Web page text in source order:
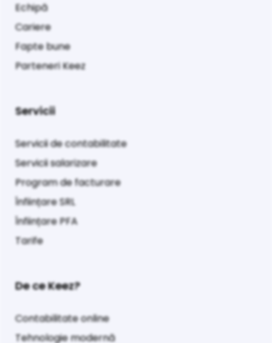
Echipă
Cariere
Fapte bune
Parteneri Keez
Servicii
Servicii de contabilitate
Servicii salarizare
Program de facturare
Înființare SRL
Înființare PFA
Tarife
De ce Keez?
Contabilitate online
Tehnologie modernă